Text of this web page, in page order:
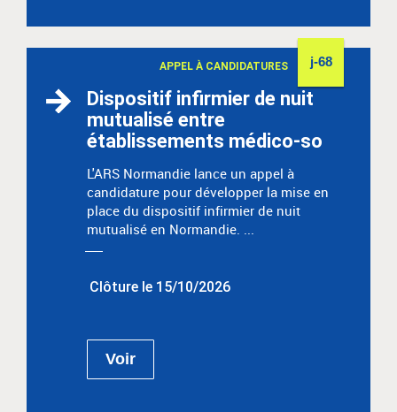
Dispositif infirmier de nuit
mutualisé entre
établissements médico-so
APPEL À CANDIDATURES j-68
L'ARS Normandie lance un appel à
candidature pour développer la mise en
place du dispositif infirmier de nuit
mutualisé en Normandie. ...
Clôture le 15/10/2026
Voir